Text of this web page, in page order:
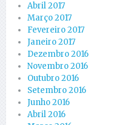
Abril 2017
Março 2017
Fevereiro 2017
Janeiro 2017
Dezembro 2016
Novembro 2016
Outubro 2016
Setembro 2016
Junho 2016
Abril 2016